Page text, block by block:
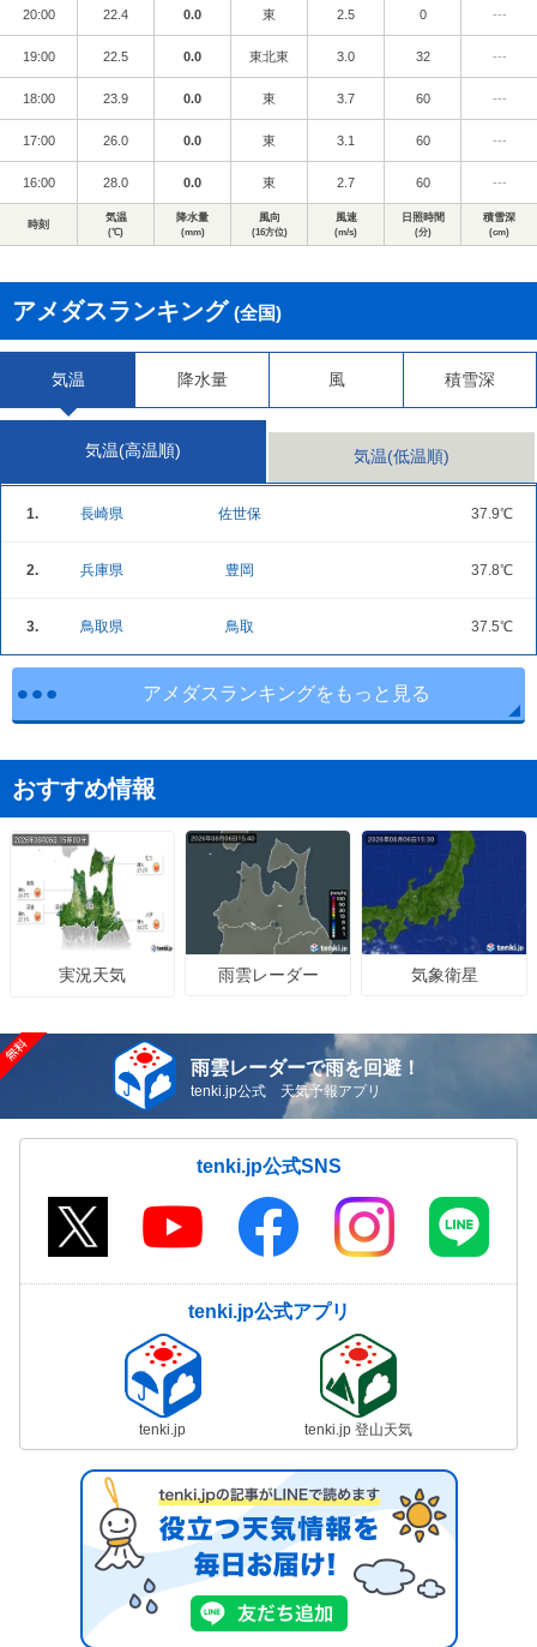
20:00 22.4 0.0 東 2.5 0 ---
19:00 22.5 0.0 東北東 3.0 32 ---
18:00 23.9 0.0 東 3.7 60 ---
17:00 26.0 0.0 東 3.1 60 ---
16:00 28.0 0.0 東 2.7 60 ---
時刻
気温
(℃)
降水量
(mm)
風向
(16方位)
風速
(m/s)
日照時間
(分)
積雪深
(cm)
アメダスランキング (全国)
気温 降水量 風 積雪深
気温(高温順) 気温(低温順)
1. 長崎県 佐世保 37.9℃
2. 兵庫県 豊岡 37.8℃
3. 鳥取県 鳥取 37.5℃
アメダスランキングをもっと見る
おすすめ情報
実況天気 雨雲レーダー 気象衛星
雨雲レーダーで雨を回避！
tenki.jp公式 天気予報アプリ
tenki.jp公式SNS
tenki.jp公式アプリ
tenki.jp tenki.jp 登山天気